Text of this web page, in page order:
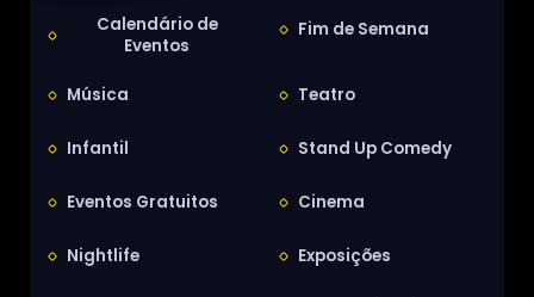
Calendário de
Eventos
Fim de Semana
Música Teatro
Infantil Stand Up Comedy
Eventos Gratuitos Cinema
Nightlife Exposições